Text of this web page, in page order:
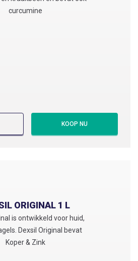
EEN APOTHEEK
curcumine
KOOP NU
curcumine
EEN APOTHEEK
ORIGINAL 1 L
is ontwikkeld voor huid,
Dexsil Original bevat
Koper & Zink